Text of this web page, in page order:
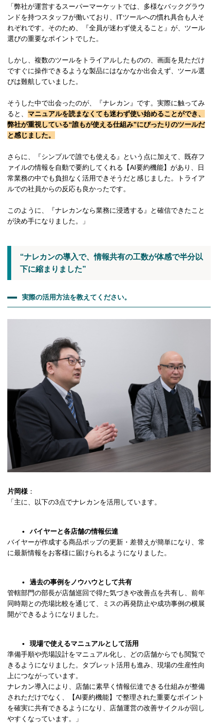
「弊社が運営するスーパーマーケットでは、多様なバックグラウ
ンドを持つスタッフが働いており、ITツールへの慣れ具合も人そ
れぞれです。そのため、『全員が迷わず使えること』が、ツール
選びの重要なポイントでした。
しかし、複数のツールをトライアルしたものの、画面を見ただけ
ですぐに操作できるような製品にはなかなか出会えず、ツール選
びは難航していました。
そうした中で出会ったのが、『ナレカン』です。実際に触ってみ
ると、 マニュアルを読まなくても迷わず使い始めることができ、
弊社が重視している“誰もが使える仕組み”にぴったりのツールだ
と感じました。
さらに、『シンプルで誰でも使える』という点に加えて、既存フ
ァイルの情報を自動で要約してくれる【AI要約機能】があり、日
常業務の中でも負担なく活用できそうだと感じました。トライア
ルでの社員からの反応も良かったです。
このように、『ナレカンなら業務に浸透する』と確信できたこと
が決め手になりました。」
“ナレカンの導入で、情報共有の工数が体感で半分以
下に縮まりました”
実際の活用方法を教えてください。
片岡様 ：
「主に、以下の3点でナレカンを活用しています。
バイヤーと各店舗の情報伝達
バイヤーが作成する商品ポップの更新・差替えが簡単になり、常
に最新情報をお客様に届けられるようになりました。
過去の事例をノウハウとして共有
管轄部門の部長が店舗巡回で得た気づきや改善点を共有し、前年
同時期との売場比較を通じて、ミスの再発防止や成功事例の横展
開ができるようになりました。
現場で使えるマニュアルとして活用
準備手順や売場設計をマニュアル化し、どの店舗からでも閲覧で
きるようになりました。タブレット活用も進み、現場の生産性向
上につながっています。
ナレカン導入により、店舗に素早く情報伝達できる仕組みが整備
されただけでなく、【AI要約機能】で整理された重要なポイント
を確実に共有できるようになり、店舗運営の改善サイクルが回し
やすくなっています。」